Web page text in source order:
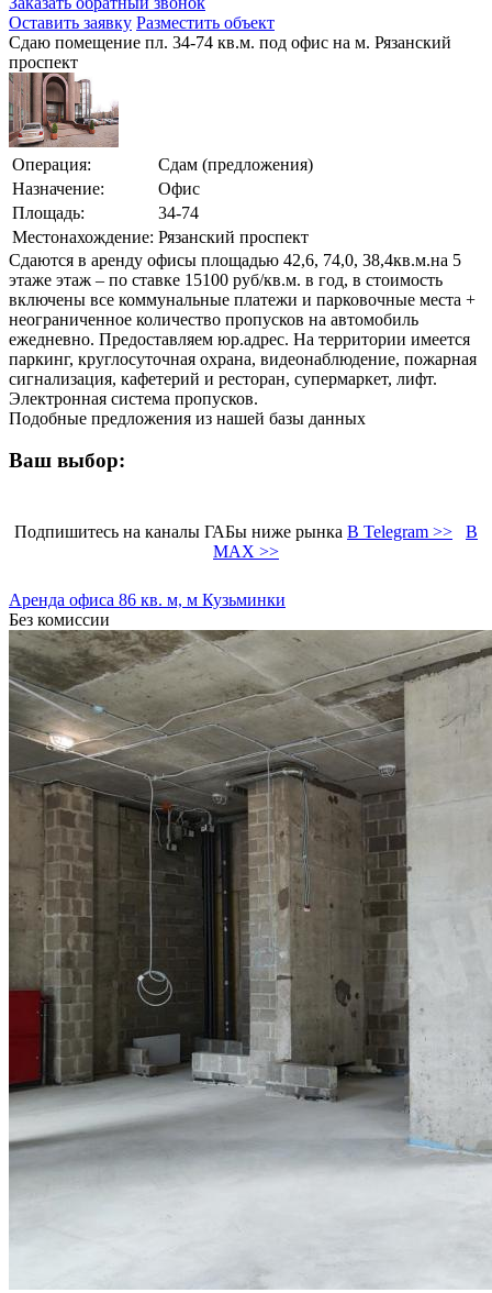
Оставить заявку Разместить объект
Сдаю помещение пл. 34-74 кв.м. под офис на м. Рязанский
проспект
Операция:
Сдам (предложения)
Назначение:
Офис
Площадь:
34-74
Местонахождение: Рязанский проспект
Сдаются в аренду офисы площадью 42,6, 74,0, 38,4кв.м.на 5
этаже этаж – по ставке 15100 руб/кв.м. в год, в стоимость
включены все коммунальные платежи и парковочные места +
неограниченное количество пропусков на автомобиль
ежедневно. Предоставляем юр.адрес. На территории имеется
паркинг, круглосуточная охрана, видеонаблюдение, пожарная
сигнализация, кафетерий и ресторан, супермаркет, лифт.
Электронная система пропусков.
Подобные предложения из нашей базы данных
Ваш выбор:
Подпишитесь на каналы ГАБы ниже рынка В Telegram >>
В
MAX >>
Аренда офиса 86 кв. м, м Кузьминки
Без комиссии